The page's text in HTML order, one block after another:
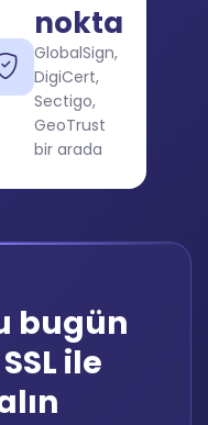
nokta
GlobalSign,
DigiCert,
Sectigo,
GeoTrust
bir arada
bugün
ile